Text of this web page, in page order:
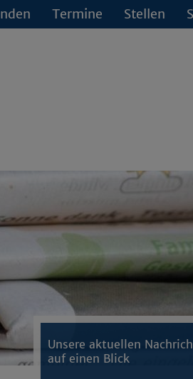
Termine Stellen
Unsere aktuellen
auf einen Blick